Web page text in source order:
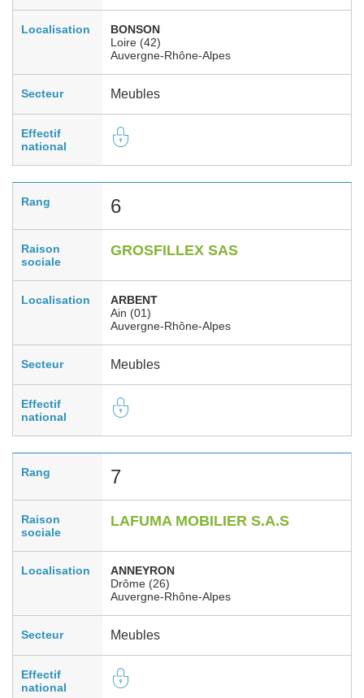
Localisation
BONSON
Loire (42)
Auvergne-Rhône-Alpes
Secteur Meubles
Effectif
national
Rang 6
Raison
sociale
GROSFILLEX SAS
Localisation
ARBENT
Ain (01)
Auvergne-Rhône-Alpes
Secteur Meubles
Effectif
national
Rang 7
Raison
sociale
LAFUMA MOBILIER S.A.S
Localisation
ANNEYRON
Drôme (26)
Auvergne-Rhône-Alpes
Secteur Meubles
Effectif
national